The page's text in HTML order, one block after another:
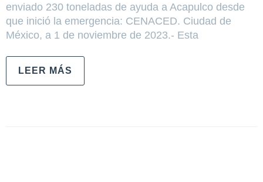
enviado 230 toneladas de ayuda a Acapulco desde
que inició la emergencia: CENACED. Ciudad de
México, a 1 de noviembre de 2023.- Esta
LEER MÁS